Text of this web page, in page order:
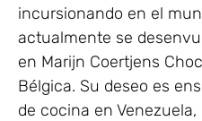
incursionando en el
actualmente se
en Marijn Coertjens
Bélgica. Su deseo es
de cocina en